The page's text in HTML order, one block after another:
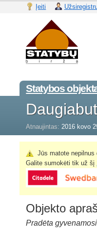
Įeiti
Statybos
Atnaujintas: 2016 kovo
Jūs matote nepilnus
Galite sumokėti tik už šį
Objekto
Pradėta